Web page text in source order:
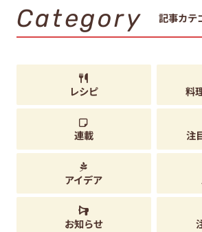
Category 記事カテ
レシピ 料
連載 注
アイデア
お知らせ